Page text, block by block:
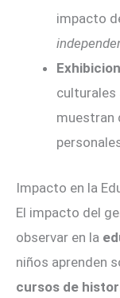
impacto
culturales
muestran
Impacto en la
El impacto del
observar en la
niños aprenden
cursos de